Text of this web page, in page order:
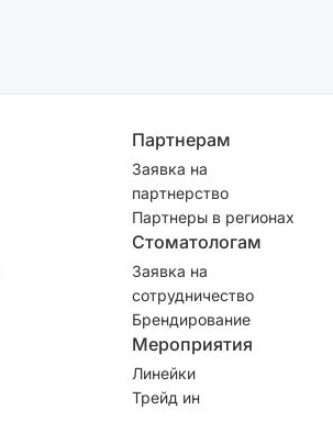
Партнерам
Заявка на
партнерство
Партнеры в регионах
Стоматологам
Заявка на
сотрудничество
Брендирование
Мероприятия
Линейки
Трейд ин